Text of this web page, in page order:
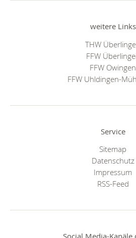
weitere Links
THW
FFW
FFW Owingen
FFW Uhldingen-
Service
Sitemap
Datenschutz
Impressum
RSS-Feed